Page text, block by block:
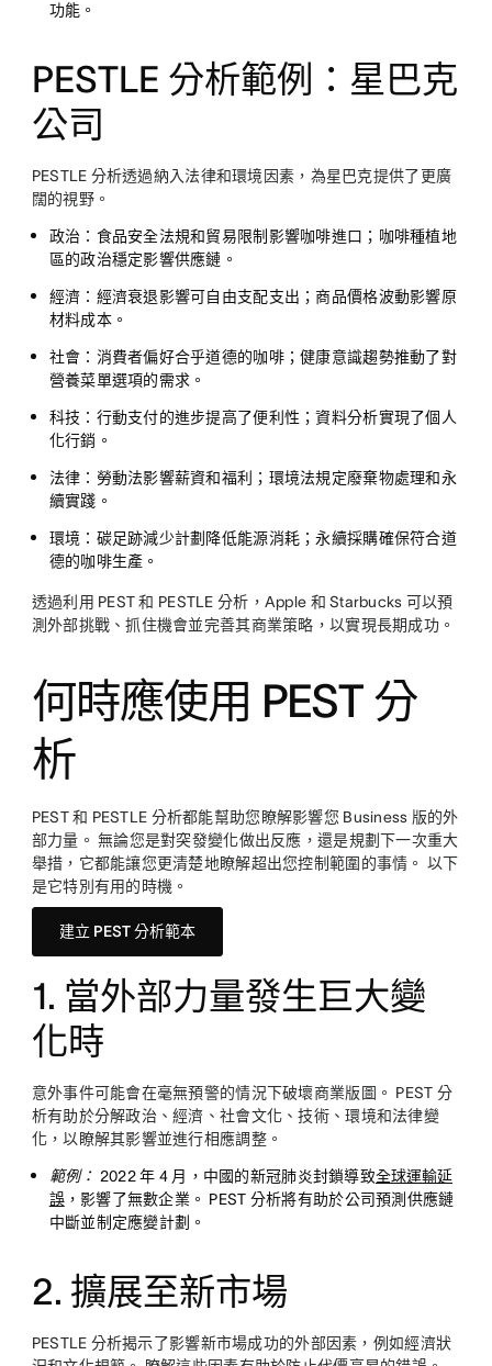
功能。
PESTLE 分析範例：星巴克
公司
PESTLE 分析透過納入法律和環境因素，為星巴克提供了更廣
闊的視野。
政治： 食品安全法規和貿易限制影響咖啡進口；咖啡種植地
區的政治穩定影響供應鏈。
經濟： 經濟衰退影響可自由支配支出；商品價格波動影響原
材料成本。
社會： 消費者偏好合乎道德的咖啡；健康意識趨勢推動了對
營養菜單選項的需求。
科技： 行動支付的進步提高了便利性；資料分析實現了個人
化行銷。
法律： 勞動法影響薪資和福利；環境法規定廢棄物處理和永
續實踐。
環境： 碳足跡減少計劃降低能源消耗；永續採購確保符合道
德的咖啡生產。
透過利用 PEST 和 PESTLE 分析，Apple 和 Starbucks 可以預
測外部挑戰、抓住機會並完善其商業策略，以實現長期成功。
何時應使用 PEST 分
析
PEST 和 PESTLE 分析都能幫助您瞭解影響您 Business 版的外
部力量。 無論您是對突發變化做出反應，還是規劃下一次重大
舉措，它都能讓您更清楚地瞭解超出您控制範圍的事情。 以下
是它特別有用的時機。
建立 PEST 分析範本
1. 當外部力量發生巨大變
化時
意外事件可能會在毫無預警的情況下破壞商業版圖。 PEST 分
析有助於分解政治、經濟、社會文化、技術、環境和法律變
化，以瞭解其影響並進行相應調整。
範例： 2022 年 4 月，中國的新冠肺炎封鎖導致全球運輸延
誤，影響了無數企業。 PEST 分析將有助於公司預測供應鏈
中斷並制定應變計劃。
2. 擴展至新市場
PESTLE 分析揭示了影響新市場成功的外部因素，例如經濟狀